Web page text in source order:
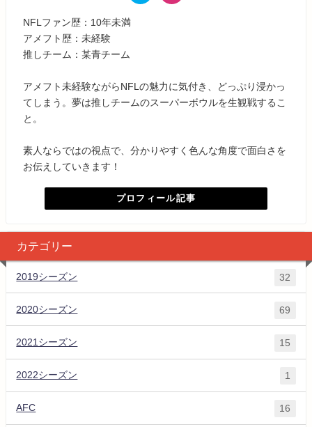
NFLファン歴：10年未満
アメフト歴：未経験
推しチーム：某青チーム
アメフト未経験ながらNFLの魅力に気付き、どっぷり浸かっ
てしまう。夢は推しチームのスーパーボウルを生観戦するこ
と。
素人ならではの視点で、分かりやすく色んな角度で面白さを
お伝えしていきます！
プロフィール記事
カテゴリー
2019シーズン 32
2020シーズン 69
2021シーズン 15
2022シーズン 1
AFC 16